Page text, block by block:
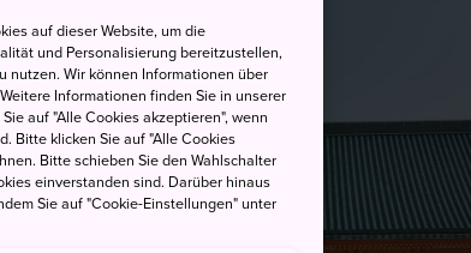
auf dieser Website, um die
und Personalisierung bereitzustellen,
nutzen. Wir können Informationen über
Informationen finden Sie in unserer
auf "Alle Cookies akzeptieren", wenn
Bitte klicken Sie auf "Alle Cookies
Bitte schieben Sie den Wahlschalter
einverstanden sind. Darüber hinaus
Sie auf "Cookie-Einstellungen" unter